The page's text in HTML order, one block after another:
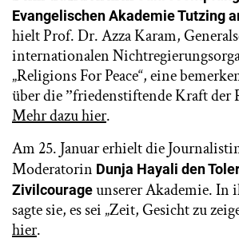
Evangelischen Akademie Tutzing
hielt Prof. Dr. Azza Karam,
internationalen
„Religions For Peace“, eine
über die ˮfriedenstiftende Kraft der
Mehr dazu hier.
Am 25. Januar erhielt die
Moderatorin Dunja Hayali den
Zivilcourageunserer Akademie. In
sagte sie, es sei „Zeit, Gesicht zu
hier.